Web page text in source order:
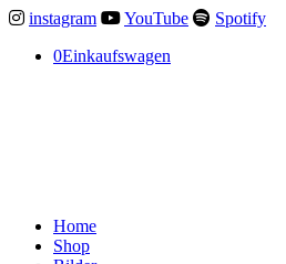
instagram YouTube
Spotify
0Einkaufswagen
Home
Shop